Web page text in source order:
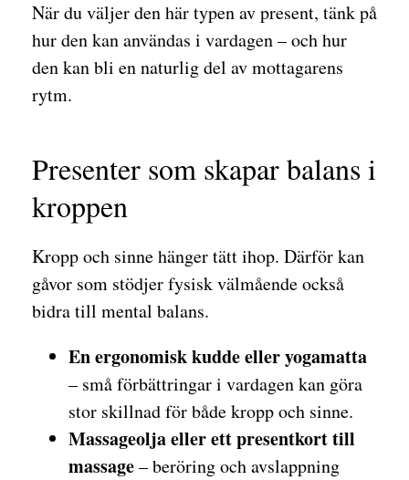
När du väljer den här typen av present, tänk på
hur den kan användas i vardagen – och hur
den kan bli en naturlig del av mottagarens
rytm.
Presenter som skapar balans i
kroppen
Kropp och sinne hänger tätt ihop. Därför kan
gåvor som stödjer fysisk välmående också
bidra till mental balans.
En ergonomisk kudde eller yogamatta
– små förbättringar i vardagen kan göra
stor skillnad för både kropp och sinne.
Massageolja eller ett presentkort till
massage– beröring och avslappning